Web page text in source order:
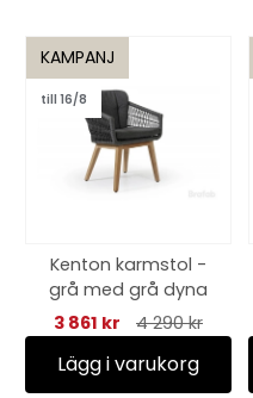
KAMPANJ
till 16/8
Kenton karmstol -
grå med grå dyna
3 861 kr
4 290 kr
Lägg i varukorg